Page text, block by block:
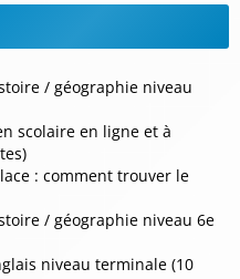
/ géographie niveau
scolaire en ligne et à
: comment trouver le
/ géographie niveau 6e
niveau terminale (10